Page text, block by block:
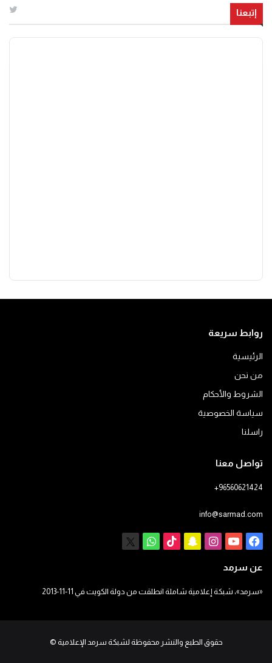
إتبعنا
روابط سريعة
الرئيسية
من نحن
الشروط والأحكام
سياسة الخصوصية
راسلنا
تواصل معنا
+96560621424
info@sarmad.com
فيسبوكيوتيوبانستقرام
سناب ‫TikTokواتساب
عن سرمد
«سرمد»، شبكة إعلامية شاملة انطلقت من دولة الكويت في 11-11-2013
حقوق الطبع والنشر محفوظة لشبكة سرمد الإعلامية ©